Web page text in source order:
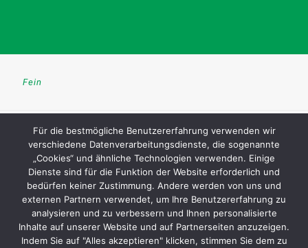
Fein
Für die bestmögliche Benutzererfahrung verwenden wir
verschiedene Datenverarbeitungsdienste, die sogenannte
„Cookies“ und ähnliche Technologien verwenden. Einige
Dienste sind für die Funktion der Website erforderlich und
bedürfen keiner Zustimmung. Andere werden von uns und
externen Partnern verwendet, um Ihre Benutzererfahrung zu
analysieren und zu verbessern und Ihnen personalisierte
Inhalte auf unserer Website und auf Partnerseiten anzuzeigen.
Indem Sie auf "Alles akzeptieren" klicken, stimmen Sie dem zu